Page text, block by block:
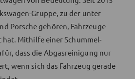
Gruppe, zu der unter
Porsche gehören, Fahrzeuge
Mithilfe einer Schummel-
dass die Abgasreinigung nur
wenn sich das Fahrzeug gerade